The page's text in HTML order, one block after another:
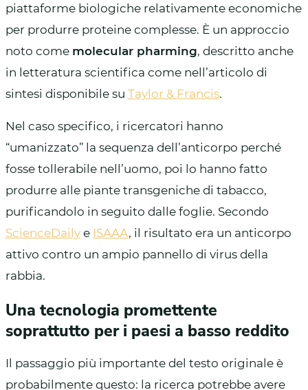
piattaforme biologiche relativamente economiche
per produrre proteine complesse. È un approccio
noto come molecular pharming, descritto anche
in letteratura scientifica come nell’articolo di
sintesi disponibile su Taylor & Francis.
Nel caso specifico, i ricercatori hanno
“umanizzato” la sequenza dell’anticorpo perché
fosse tollerabile nell’uomo, poi lo hanno fatto
produrre alle piante transgeniche di tabacco,
purificandolo in seguito dalle foglie. Secondo
ScienceDaily e ISAAA, il risultato era un anticorpo
attivo contro un ampio pannello di virus della
rabbia.
Una tecnologia promettente
soprattutto per i paesi a basso reddito
Il passaggio più importante del testo originale è
probabilmente questo: la ricerca potrebbe avere